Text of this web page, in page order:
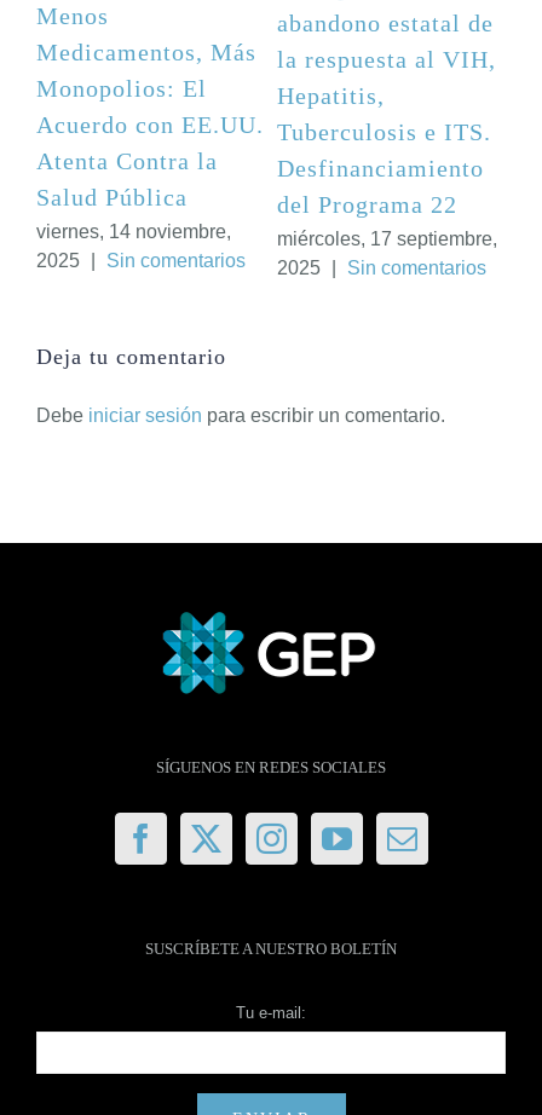
abandono estatal de
la respuesta al VIH,
Hepatitis,
Tuberculosis e ITS.
Desfinanciamiento
del Programa 22
miércoles, 17 septiembre,
2025 | Sin comentarios
Menos
Medicamentos, Más
Monopolios: El
Acuerdo con EE.UU.
Atenta Contra la
Salud Pública
viernes, 14 noviembre,
2025 | Sin comentarios
la
2025
Deja tu comentario
Debe iniciar sesión para escribir un comentario.
SÍGUENOS EN REDES SOCIALES
SUSCRÍBETE A NUESTRO BOLETÍN
Tu e-mail: